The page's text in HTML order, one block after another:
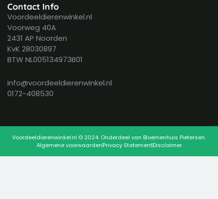
Contact Info
Voordeeldierenwinkel.nl
Voorweg 40A
2431 AP Noorden
KvK 28030897
BTW NL005134973B01
info@voordeeldierenwinkel.nl
0172-408530
Voordeeldierenwinkel.nl © 2024. Onderdeel van Bloemenhuis Pietersen.
Algemene voorwaardenPrivacy StatementDisclaimer